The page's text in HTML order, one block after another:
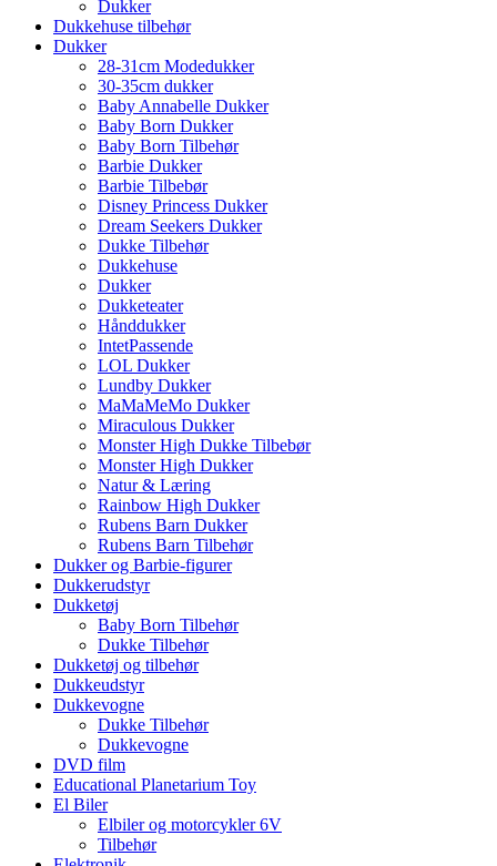
Dukker
Dukkehuse tilbehør
Dukker
28-31cm Modedukker
30-35cm dukker
Baby Annabelle Dukker
Baby Born Dukker
Baby Born Tilbehør
Barbie Dukker
Barbie Tilbebør
Disney Princess Dukker
Dream Seekers Dukker
Dukke Tilbehør
Dukkehuse
Dukker
Dukketeater
Hånddukker
IntetPassende
LOL Dukker
Lundby Dukker
MaMaMeMo Dukker
Miraculous Dukker
Monster High Dukke Tilbebør
Monster High Dukker
Natur & Læring
Rainbow High Dukker
Rubens Barn Dukker
Rubens Barn Tilbehør
Dukker og Barbie-figurer
Dukkerudstyr
Dukketøj
Baby Born Tilbehør
Dukke Tilbehør
Dukketøj og tilbehør
Dukkeudstyr
Dukkevogne
Dukke Tilbehør
Dukkevogne
DVD film
Educational Planetarium Toy
El Biler
Elbiler og motorcykler 6V
Tilbehør